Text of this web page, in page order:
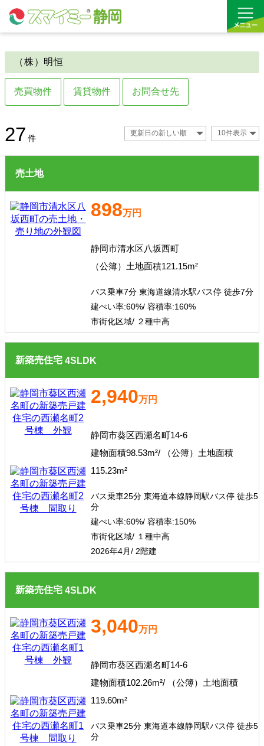
借りる
買う
沿線から探す(買う)
通勤・通学時間から探す(借りる)
通勤・通学時間から探す(買う)
その他、こだわり条件で探す
（株）明恒
売買物件
売土地
売住宅・マンション
賃貸物件
賃貸事業用
お問合せ先
27 件
売土地
898万円
静岡市清水区八坂西町
（公簿）土地面積121.15m²
バス乗車7分 東海道線清水駅バス停 徒歩7分
建ぺい率:60%/ 容積率:160%
市街化区域/ ２種中高
新築売住宅 4SLDK
2,940万円
静岡市葵区西瀬名町14-6
建物面積98.53m²/ （公簿）土地面積
115.23m²
バス乗車25分 東海道本線静岡駅バス停 徒歩5
分
建ぺい率:60%/ 容積率:150%
市街化区域/ １種中高
2026年4月/ 2階建
新築売住宅 4SLDK
3,040万円
静岡市葵区西瀬名町14-6
建物面積102.26m²/ （公簿）土地面積
119.60m²
バス乗車25分 東海道本線静岡駅バス停 徒歩5
分